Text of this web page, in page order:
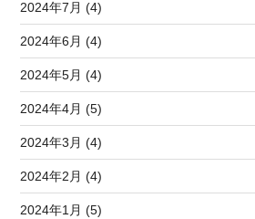
2024年7月 (4)
2024年6月 (4)
2024年5月 (4)
2024年4月 (5)
2024年3月 (4)
2024年2月 (4)
2024年1月 (5)